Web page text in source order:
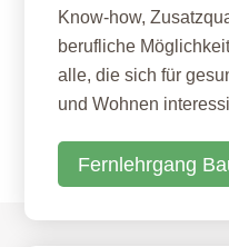
Know-how,
berufliche
alle, die sich für
und Wohnen
Fernlehrgang